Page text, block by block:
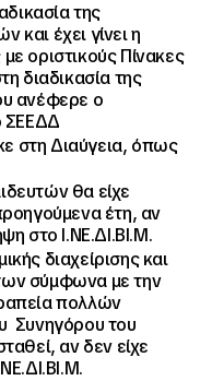
της
έχει γίνει η
οριστικούς Πίνακες
διαδικασία της
ανέφερε ο
ΣΕΕΔΔ
στη Διαύγεια, όπως
θα είχε
έτη, αν
στο Ι.ΝΕ.ΔΙ.ΒΙ.Μ.
διαχείρισης και
σύμφωνα με την
πολλών
Συνηγόρου του
αν δεν είχε